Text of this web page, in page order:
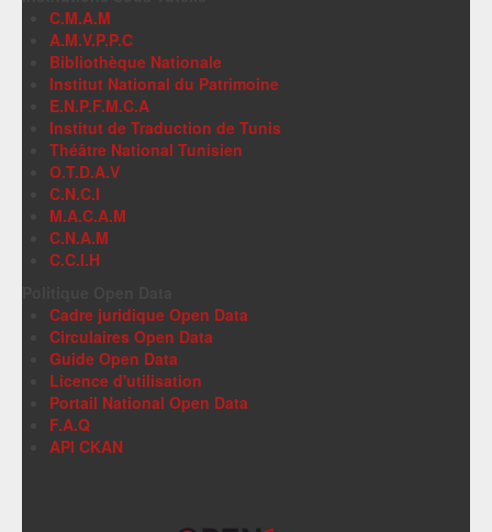
C.M.A.M
A.M.V.P.P.C
Bibliothèque Nationale
Institut National du Patrimoine
E.N.P.F.M.C.A
Institut de Traduction de Tunis
Théâtre National Tunisien
O.T.D.A.V
C.N.C.I
M.A.C.A.M
C.N.A.M
C.C.I.H
Cadre juridique Open Data
Circulaires Open Data
Guide Open Data
Licence d'utilisation
Portail National Open Data
F.A.Q
API CKAN